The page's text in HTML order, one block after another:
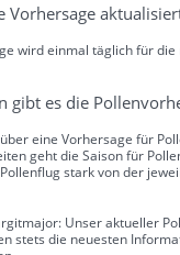
Vorhersage
wird einmal täglich für die
gibt es die
eine Vorhersage für
geht die Saison für
stark von der
Unser aktueller
stets die neuesten